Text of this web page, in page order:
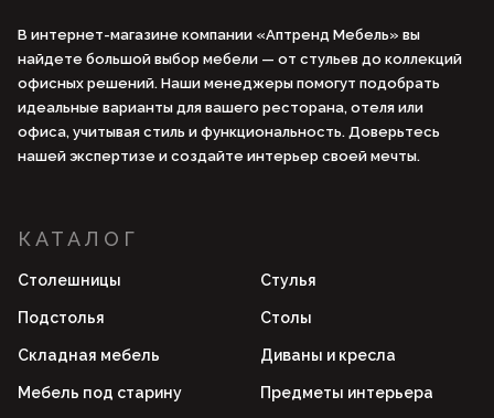
В интернет-магазине компании «Аптренд Мебель» вы
найдете большой выбор мебели — от стульев до коллекций
офисных решений. Наши менеджеры помогут подобрать
идеальные варианты для вашего ресторана, отеля или
офиса, учитывая стиль и функциональность. Доверьтесь
нашей экспертизе и создайте интерьер своей мечты.
КАТАЛОГ
Столешницы Стулья
Подстолья Столы
Складная мебель Диваны и кресла
Мебель под старину Предметы интерьера